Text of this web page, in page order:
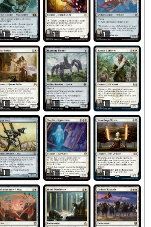
1 1 1
1 1 1
1 1 1